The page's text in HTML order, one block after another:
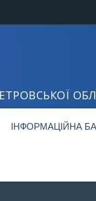
ІНФОРМАЦІЙНА